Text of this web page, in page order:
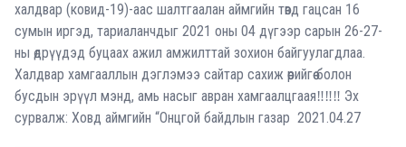
халдвар (ковид-19)-аас шалтгаалан аймгийн төвд гацсан 16
сумын иргэд, тариаланчдыг 2021 оны 04 дүгээр сарын 26-27-
ны өдрүүдэд буцаах ажил амжилттай зохион байгуулагдлаа.
Халдвар хамгааллын дэглэмээ сайтар сахиж өөрийгөө болон
бусдын эрүүл мэнд, амь насыг авран хамгаалцгаая‼️‼️‼️ Эх
сурвалж: Ховд аймгийн “Онцгой байдлын газар 2021.04.27